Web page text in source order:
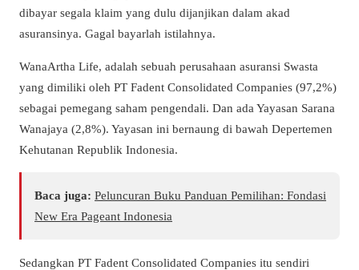
dibayar segala klaim yang dulu dijanjikan dalam akad
asuransinya. Gagal bayarlah istilahnya.
WanaArtha Life, adalah sebuah perusahaan asuransi Swasta
yang dimiliki oleh PT Fadent Consolidated Companies (97,2%)
sebagai pemegang saham pengendali. Dan ada Yayasan Sarana
Wanajaya (2,8%). Yayasan ini bernaung di bawah Depertemen
Kehutanan Republik Indonesia.
Baca juga: Peluncuran Buku Panduan Pemilihan: Fondasi
New Era Pageant Indonesia
Sedangkan PT Fadent Consolidated Companies itu sendiri